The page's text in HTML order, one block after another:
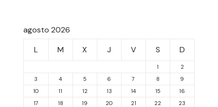
agosto 2026
L
M X J V S D
1
2
3
4 5 6 7 8
9
10
11 12 13 14 15
16
17
18 19 20 21 22
23